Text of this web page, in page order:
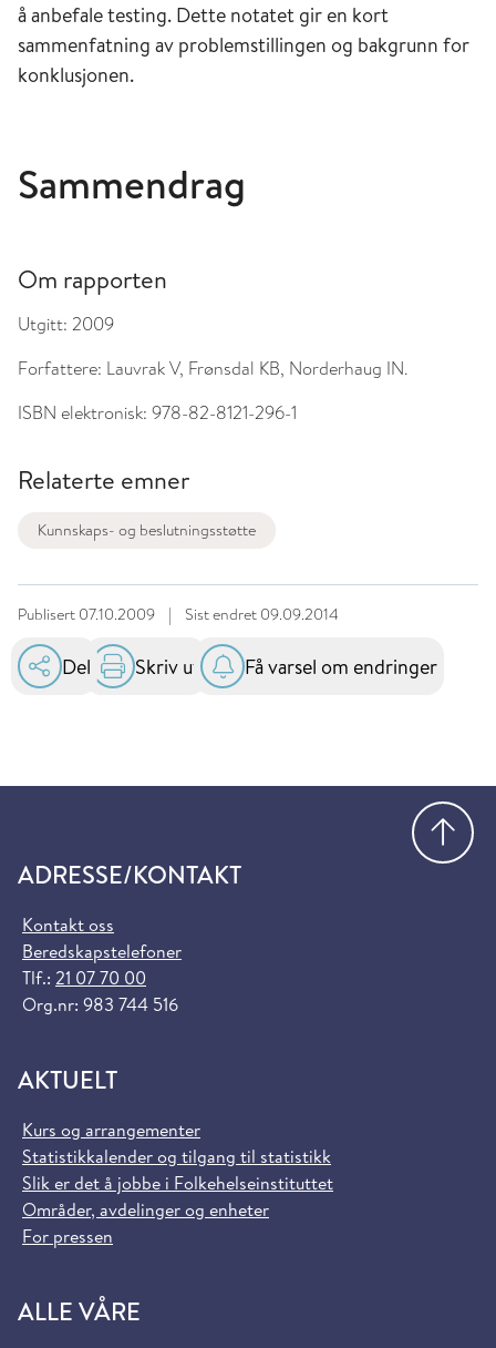
å anbefale testing. Dette notatet gir en kort
sammenfatning av problemstillingen og bakgrunn for
konklusjonen.
Sammendrag
Om rapporten
Utgitt: 2009
Forfattere: Lauvrak V, Frønsdal KB, Norderhaug IN.
ISBN elektronisk: 978-82-8121-296-1
Relaterte emner
Kunnskaps- og beslutningsstøtte
Publisert 07.10.2009 | Sist endret 09.09.2014
Del Skriv ut Få varsel om endringer
ADRESSE/KONTAKT
Kontakt oss
Beredskapstelefoner
Tlf.: 21 07 70 00
Org.nr: 983 744 516
AKTUELT
Kurs og arrangementer
Statistikkalender og tilgang til statistikk
Slik er det å jobbe i Folkehelseinstituttet
Områder, avdelinger og enheter
For pressen
ALLE VÅRE